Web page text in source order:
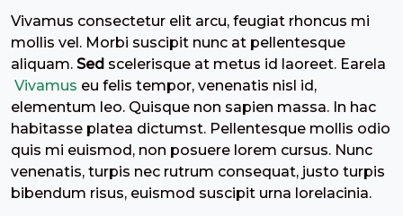
Vivamus consectetur elit arcu, feugiat rhoncus mi
mollis vel. Morbi suscipit nunc at pellentesque
aliquam. Sed scelerisque at metus id laoreet. Earela
Vivamus eu felis tempor, venenatis nisl id,
elementum leo. Quisque non sapien massa. In hac
habitasse platea dictumst. Pellentesque mollis odio
quis mi euismod, non posuere lorem cursus. Nunc
venenatis, turpis nec rutrum consequat, justo turpis
bibendum risus, euismod suscipit urna lorelacinia.